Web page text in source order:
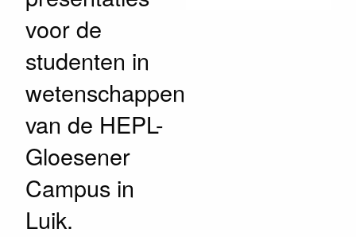
voor de
studenten in
wetenschappen
van de HEPL-
Gloesener
Campus in
Luik.